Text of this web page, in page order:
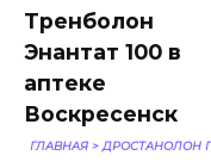
ГЛАВНАЯ > ДРОСТАНОЛОН
Тренболон
Энантат 100 в
аптеке
Воскресенск